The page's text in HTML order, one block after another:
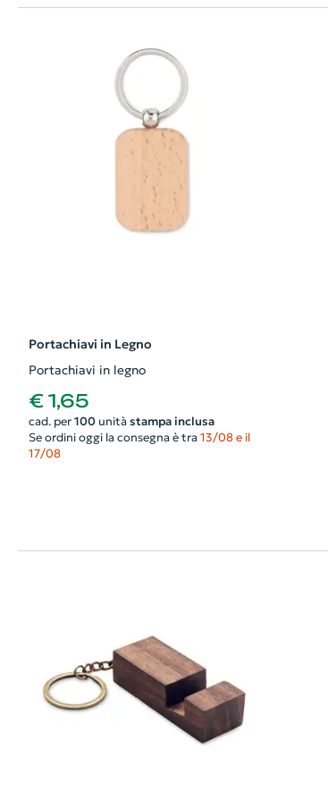
Portachiavi in Legno
Portachiavi in legno
€ 1,65
cad. per 100unità stampa inclusa
Se ordini oggi la consegna è tra 13/08 e il
17/08